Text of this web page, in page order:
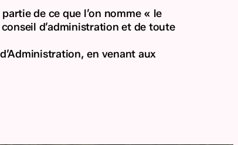
de ce que l’on nomme « le
d’administration et de toute
en venant aux